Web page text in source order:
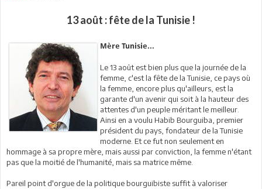
13 août : fête de la Tunisie !
Mère Tunisie...
Le 13 août est bien plus que la journée de la
femme, c'est la fête de la Tunisie, ce pays où
la femme, encore plus qu'ailleurs, est la
garante d'un avenir qui soit à la hauteur des
attentes d'un peuple méritant le meilleur.
Ainsi en a voulu Habib Bourguiba, premier
président du pays, fondateur de la Tunisie
moderne. Et ce fut non seulement en
hommage à sa propre mère, mais aussi par conviction, la femme n'étant
pas que la moitié de l'humanité, mais sa matrice même.
Pareil point d'orgue de la politique bourguibiste suffit à valoriser